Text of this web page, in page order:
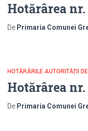
Hotărârea nr.
De Primaria Comunei
HOTĂRÂRILE AUTORITĂȚII
Hotărârea
De Primaria Comunei